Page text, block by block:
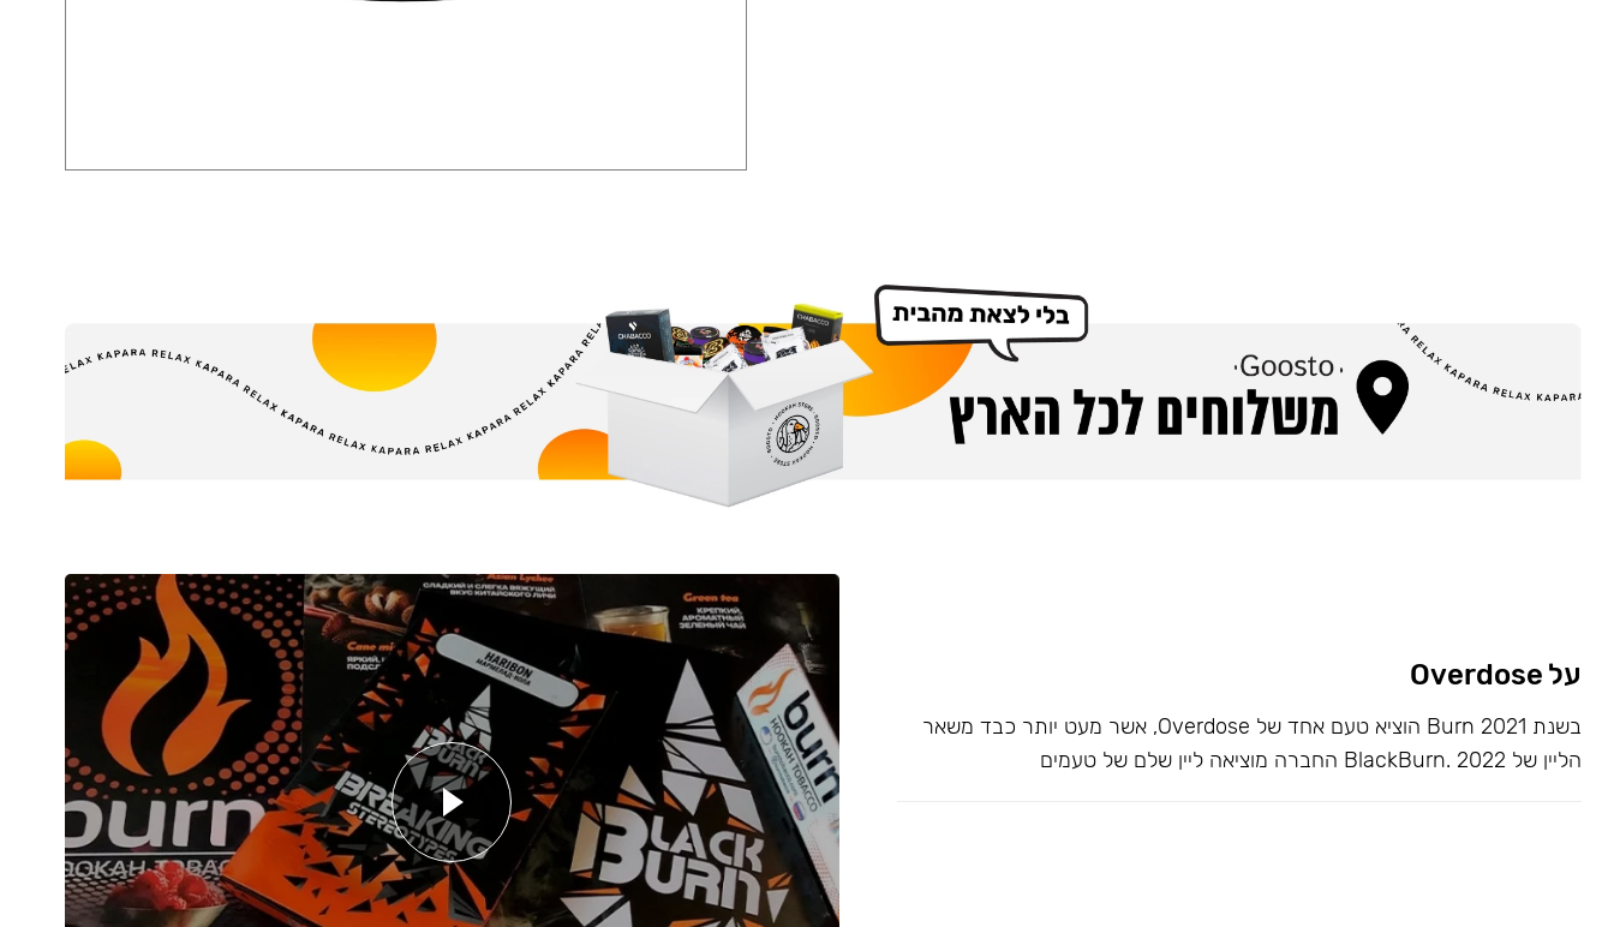
על Overdose
בשנת 2021 Burn הוציא טעם אחד של Overdose, אשר מעט יותר כבד משאר
הליין של BlackBurn. 2022 החברה מוציאה ליין שלם של טעמים